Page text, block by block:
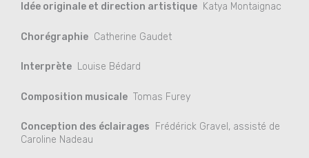
Idée originale et direction artistique Katya Montaignac
Chorégraphie Catherine Gaudet
Interprète Louise Bédard
Composition musicale Tomas Furey
Conception des éclairages Frédérick Gravel, assisté de
Caroline Nadeau